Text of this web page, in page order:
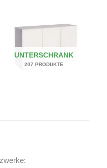
UNTERSCHRANK
207 PRODUKTE